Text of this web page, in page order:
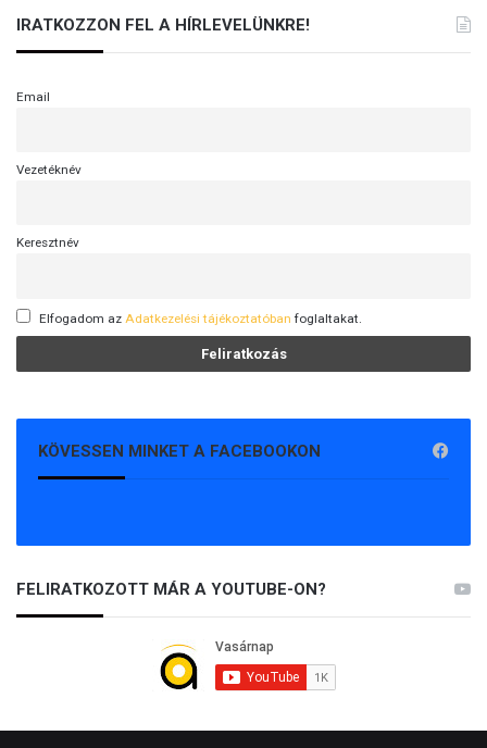
IRATKOZZON FEL A HÍRLEVELÜNKRE!
Email
Vezetéknév
Keresztnév
Elfogadom az Adatkezelési tájékoztatóban foglaltakat.
KÖVESSEN MINKET A FACEBOOKON
FELIRATKOZOTT MÁR A YOUTUBE-ON?